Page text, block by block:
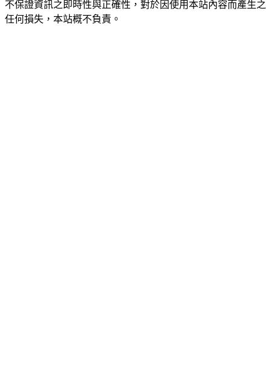
不保證資訊之即時性與正確性，對於因使用本站內容而產生之
任何損失，本站概不負責。